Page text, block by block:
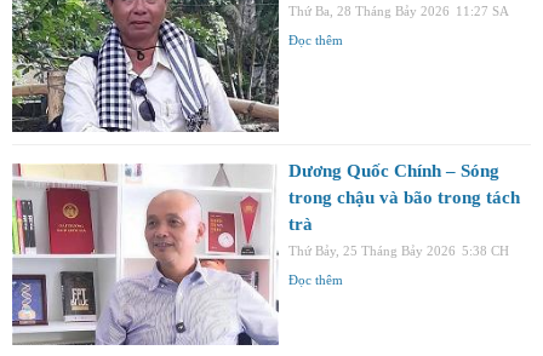
Thứ Ba, 28 Tháng Bảy 2026 11:27 SA
Đọc thêm
Dương Quốc Chính – Sóng
trong chậu và bão trong tách
trà
Thứ Bảy, 25 Tháng Bảy 2026 5:38 CH
Đọc thêm